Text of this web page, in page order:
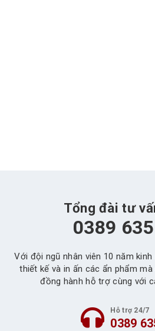
Tổng đài tư
0389
Với đội ngũ nhân viên 10 năm
thiết kế và in ấn các ẩn phẩm
đồng hành hỗ trợ cùng với
Hỗ trợ 24/7
0389